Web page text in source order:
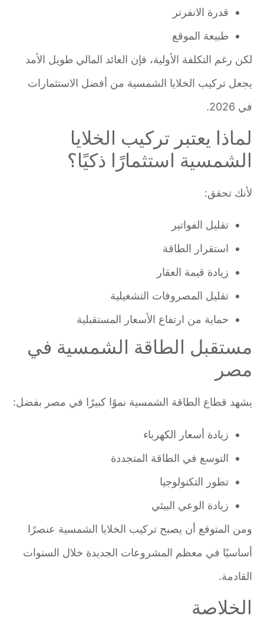
قدرة الانفرتر
طبيعة الموقع
لكن رغم التكلفة الأولية، فإن العائد المالي طويل الأمد
يجعل تركيب الخلايا الشمسية من أفضل الاستثمارات
في 2026.
لماذا يعتبر تركيب الخلايا
الشمسية استثمارًا ذكيًا؟
لأنك تحقق:
تقليل الفواتير
استقرار الطاقة
زيادة قيمة العقار
تقليل المصروفات التشغيلية
حماية من ارتفاع الأسعار المستقبلية
مستقبل الطاقة الشمسية في
مصر
يشهد قطاع الطاقة الشمسية نموًا كبيرًا في مصر بفضل:
زيادة أسعار الكهرباء
التوسع في الطاقة المتجددة
تطور التكنولوجيا
زيادة الوعي البيئي
ومن المتوقع أن يصبح تركيب الخلايا الشمسية عنصرًا
أساسيًا في معظم المشروعات الجديدة خلال السنوات
القادمة.
الخلاصة